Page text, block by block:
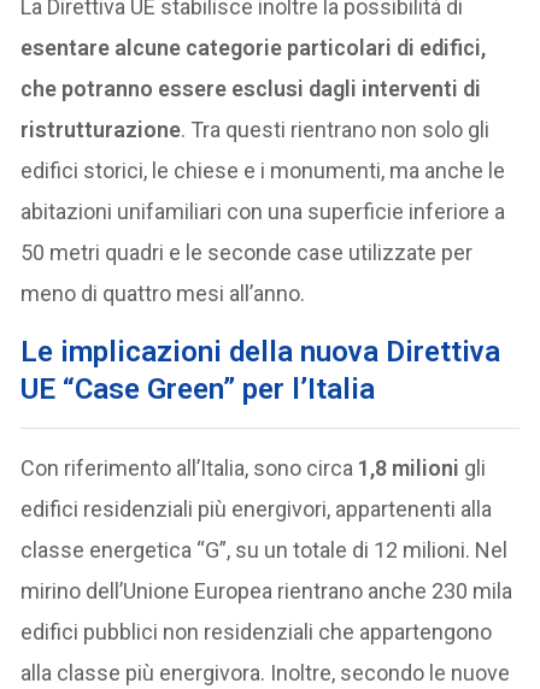
La Direttiva UE stabilisce inoltre la possibilità di
esentare alcune categorie particolari di edifici,
che potranno essere esclusi dagli interventi di
ristrutturazione. Tra questi rientrano non solo gli
edifici storici, le chiese e i monumenti, ma anche le
abitazioni unifamiliari con una superficie inferiore a
50 metri quadri e le seconde case utilizzate per
meno di quattro mesi all’anno.
Le implicazioni della nuova Direttiva
UE “Case Green” per l’Italia
Con riferimento all’Italia, sono circa 1,8 milioni gli
edifici residenziali più energivori, appartenenti alla
classe energetica “G”, su un totale di 12 milioni. Nel
mirino dell’Unione Europea rientrano anche 230 mila
edifici pubblici non residenziali che appartengono
alla classe più energivora. Inoltre, secondo le nuove